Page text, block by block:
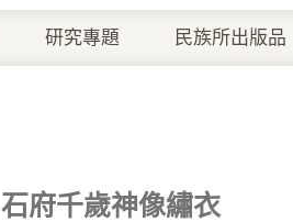
研究專題 民族所出版品
石府千歲神像繡衣